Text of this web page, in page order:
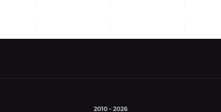
2010 - 2026